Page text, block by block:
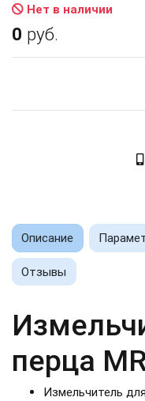
Нет в наличии
0 руб.
Описание
Отзывы
перца
Измельчитель